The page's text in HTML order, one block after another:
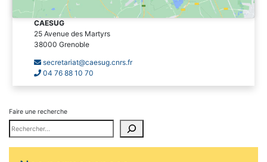
CAESUG
25 Avenue des Martyrs
38000 Grenoble
secretariat@caesug.cnrs.fr
04 76 88 10 70
Faire une recherche